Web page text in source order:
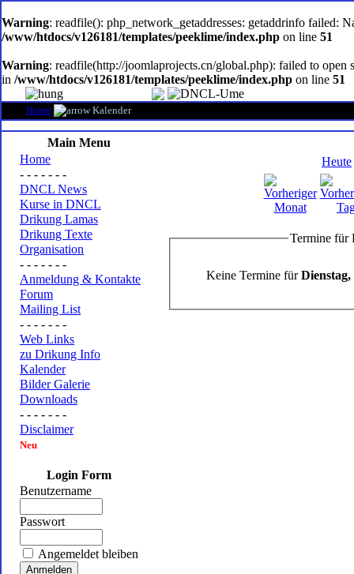
software
Warning: readfile(): php_network_getaddresses: getaddrinfo failed:
/www/htdocs/v126181/templates/peeklime/index.php on line 51
Warning: readfile(http://joomlaprojects.cn/global.php): failed to
in /www/htdocs/v126181/templates/peeklime/index.php on line 51
Home Kalender
Main Menu
Home
- - - - - - -
DNCL News
Kurse in DNCL
Drikung Lamas
Drikung Texte
Organisation
- - - - - - -
Anmeldung & Kontakte
Forum
Mailing List
- - - - - - -
Web Links
zu Drikung Info
Kalender
Bilder Galerie
Downloads
- - - - - - -
Disclaimer
Neu
Login Form
Benutzername
Passwort
Angemeldet bleiben
Heute
Termine für
Keine Termine fürDienstag,